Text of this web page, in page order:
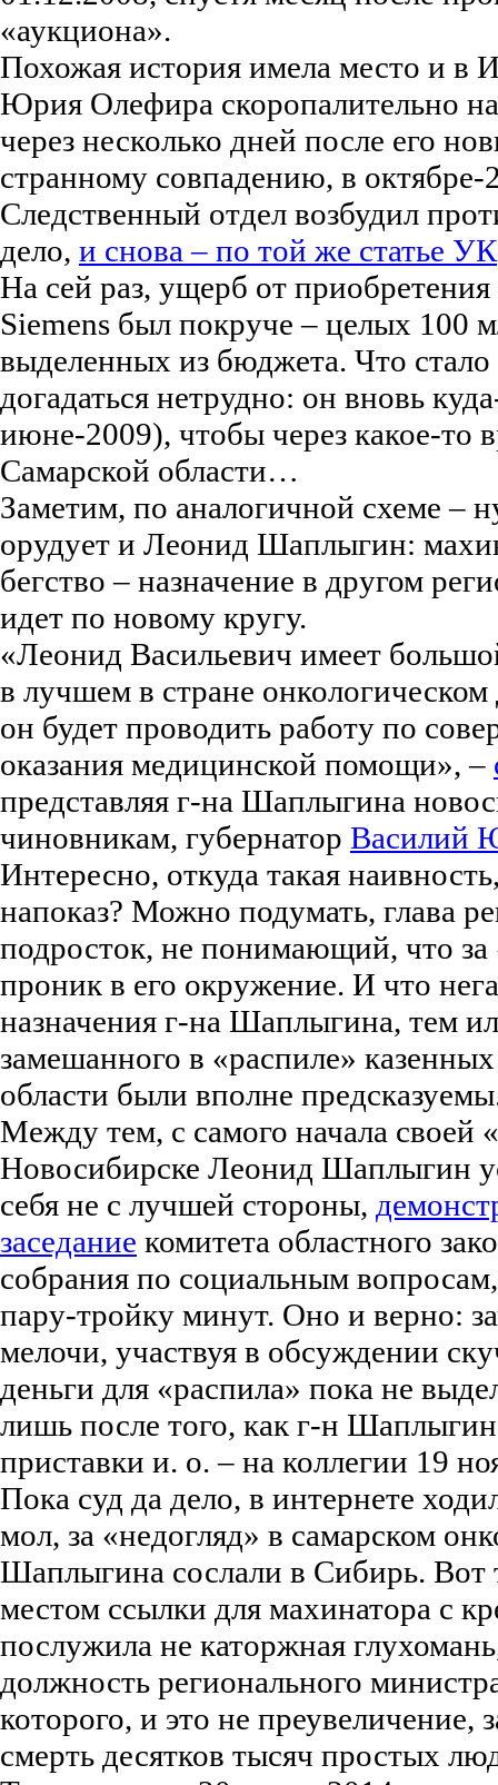
«аукциона».
Похожая история имела место и в
Юрия Олефира скоропалительно
через несколько дней после его
странному совпадению, в
Следственный отдел возбудил
дело, и снова – по той же статье УК
На сей раз, ущерб от
Siemens был покруче – целых 100
выделенных из бюджета. Что
догадаться нетрудно: он вновь
июне-2009), чтобы через какое-то
Самарской области…
Заметим, по аналогичной схеме –
орудует и Леонид Шаплыгин:
бегство – назначение в другом
идет по новому кругу.
«Леонид Васильевич имеет
в лучшем в стране
он будет проводить работу по
оказания медицинской помощи», –
представляя г-на Шаплыгина
чиновникам, губернатор Василий
Интересно, откуда такая
напоказ? Можно подумать, глава
подросток, не понимающий, что
проник в его окружение. И что
назначения г-на Шаплыгина, тем
замешанного в «распиле»
области были вполне
Между тем, с самого начала своей
Новосибирске Леонид Шаплыгин
себя не с лучшей стороны,
заседание комитета областного
собрания по социальным
пару-тройку минут. Оно и верно:
мелочи, участвуя в обсуждении
деньги для «распила» пока не
лишь после того, как г-н Шаплыгин
приставки и. о. – на коллегии 19
Пока суд да дело, в интернете
мол, за «недогляд» в самарском
Шаплыгина сослали в Сибирь. Вот
местом ссылки для махинатора с
послужила не каторжная
должность регионального
которого, и это не преувеличение,
смерть десятков тысяч простых